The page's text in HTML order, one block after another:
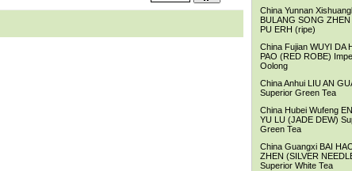
China Yunnan
BULANG SONG
PU ERH (ripe)
China Fujian WUYI DA
PAO (RED ROBE)
Oolong
China Anhui LIU AN
Superior Green Tea
China Hubei Wufeng
YU LU (JADE DEW)
Green Tea
China Guangxi BAI
ZHEN (SILVER
Superior White Tea